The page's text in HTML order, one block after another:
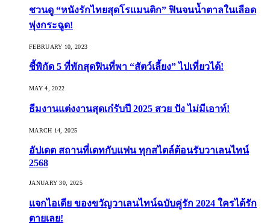
ชวนดู “หนังรักไทยสุดโรแมนติก” ฟินจนน้ำตาลในเลือด
พุ่งกระฉูด!
FEBRUARY 10, 2023
ชี้พิกัด 5 ที่พักสุดฟินที่พา “สัตว์เลี้ยง” ไปเที่ยวได้!
MAY 4, 2022
ธีมงานแต่งงานสุดเก๋รับปี 2025 สวย ปัง ไม่มีเอาท์!
MARCH 14, 2025
อัปเดต สถานที่เดทกับแฟน ทุกสไตล์ต้อนรับวาเลนไทน์
2568
JANUARY 30, 2025
แจกไอเดีย ของขวัญวาเลนไทน์ฉบับคู่รัก 2024 ใครได้รัก
ตายเลย!